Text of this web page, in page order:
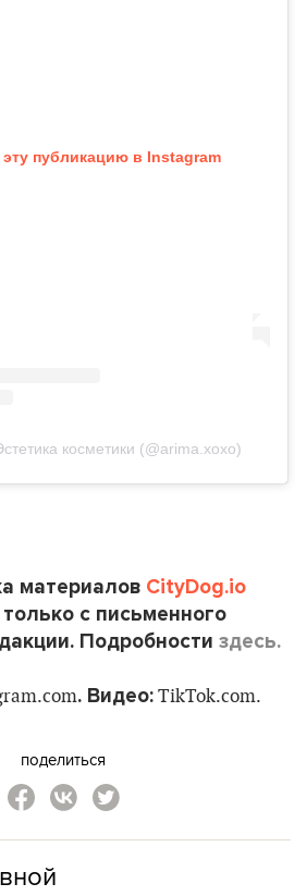
публикацию в Instagram
косметики (@arima.xoxo)
материалов CityDog.io
с письменного
Подробности здесь.
. Видео: TikTok.com.
поделиться